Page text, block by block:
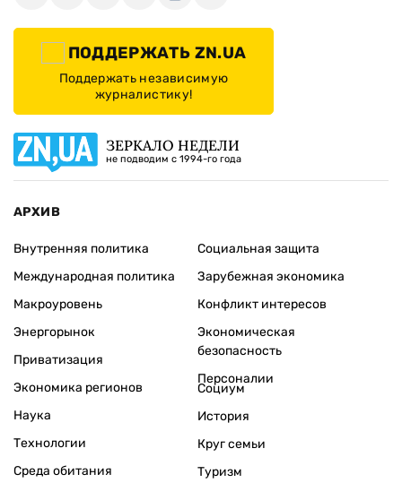
ПОДДЕРЖАТЬ ZN.UA
Поддержать независимую
журналистику!
ЗЕРКАЛО НЕДЕЛИ
не подводим с 1994-го года
АРХИВ
Внутренняя политика
Международная политика
Макроуровень
Энергорынок
Приватизация
Экономика регионов
Социальная защита
Зарубежная экономика
Конфликт интересов
Экономическая
безопасность
Персоналии
Наука
Технологии
Среда обитания
Социум
История
Круг семьи
Туризм